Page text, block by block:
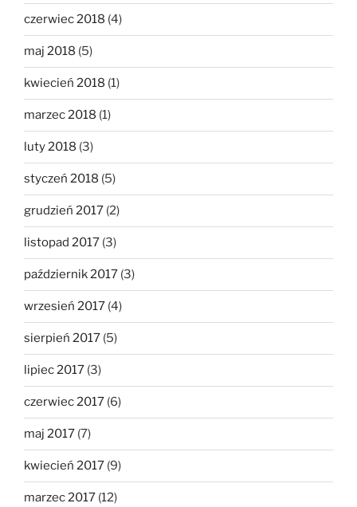
czerwiec 2018 (4)
maj 2018 (5)
kwiecień 2018 (1)
marzec 2018 (1)
luty 2018 (3)
styczeń 2018 (5)
grudzień 2017 (2)
listopad 2017 (3)
październik 2017 (3)
wrzesień 2017 (4)
sierpień 2017 (5)
lipiec 2017 (3)
czerwiec 2017 (6)
maj 2017 (7)
kwiecień 2017 (9)
marzec 2017 (12)